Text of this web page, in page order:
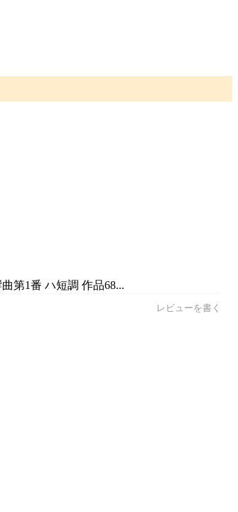
第1番 ハ短調 作品68...
レビューを書く